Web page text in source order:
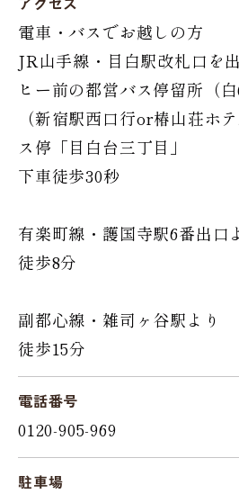
電車・バスでお越しの方
JR山手線・目白駅改札口を
ヒー前の都営バス停留所（白
（新宿駅西口行or椿山荘ホ
ス停「目白台三丁目」
下車徒歩30秒
有楽町線・護国寺駅6番出口
徒歩8分
副都心線・雑司ヶ谷駅より
徒歩15分
電話番号
0120-905-969
駐車場